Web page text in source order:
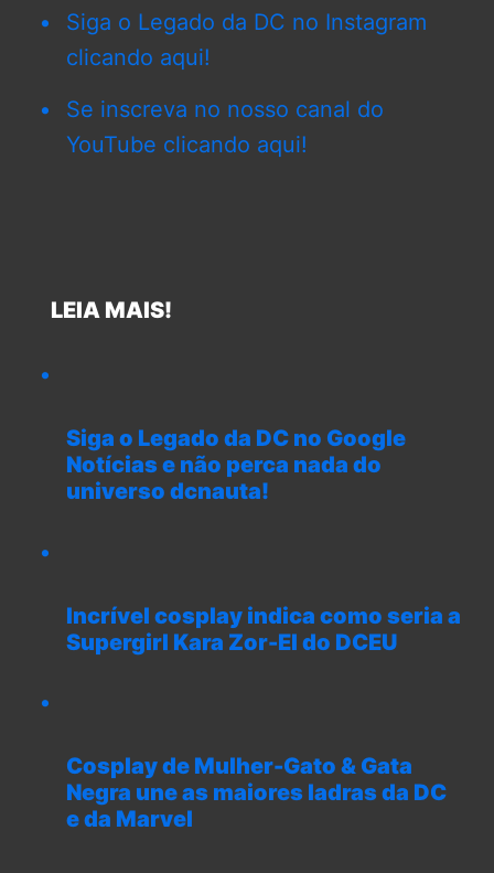
Siga o Legado da DC no Instagram
clicando aqui!
Se inscreva no nosso canal do
YouTube clicando aqui!
LEIA MAIS!
Siga o Legado da DC no Google
Notícias e não perca nada do
universo dcnauta!
Incrível cosplay indica como seria a
Supergirl Kara Zor-El do DCEU
Cosplay de Mulher-Gato & Gata
Negra une as maiores ladras da DC
e da Marvel